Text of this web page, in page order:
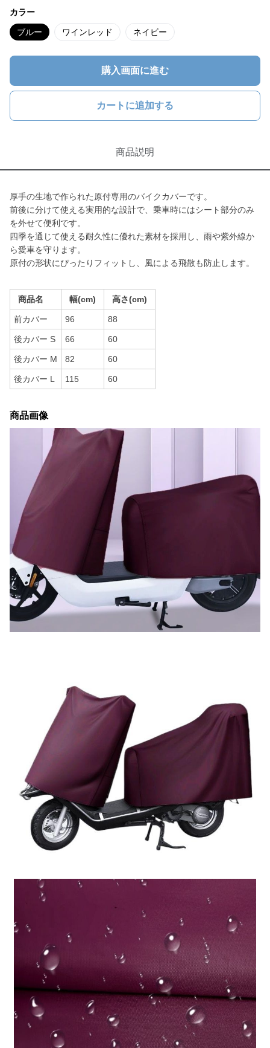
カラー
ブルー ワインレッド ネイビー
購入画面に進む
カートに追加する
商品説明
厚手の生地で作られた原付専用のバイクカバーです。
前後に分けて使える実用的な設計で、乗車時にはシート部分のみ
を外せて便利です。
四季を通じて使える耐久性に優れた素材を採用し、雨や紫外線か
ら愛車を守ります。
原付の形状にぴったりフィットし、風による飛散も防止します。
商品名 幅(cm) 高さ(cm)
前カバー 96 88
後カバー S 66 60
後カバー M 82 60
後カバー L 115 60
商品画像